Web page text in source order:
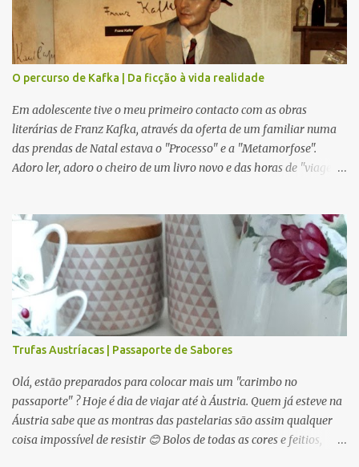
para vários locais da nossa Mãe Terra, seja debaixo de água ou no
topo de uma Montanha cheia de neve, ajustáveis ao corpo e aos
nossos movimentos, criada com os melhores materiais para cada
versão nossa, como a própria marca revela : "leve e flexível".
Ecológica, bonita, confortável e idealizada para prolongar a união
entre Humanos e Natureza. Seja para uma saída com mais ou
menos roupa, um casaquinho, ou um bonito acessório, serm...
O percurso de Kafka | Da ficção à vida realidade
Em adolescente tive o meu primeiro contacto com as obras
literárias de Franz Kafka, através da oferta de um familiar numa
das prendas de Natal estava o "Processo" e a "Metamorfose".
Adoro ler, adoro o cheiro de um livro novo e das horas de "viagem"
ler Kafka era apenas pela curiosidade de ser um escritor nascido
em Praga, pois pouco sabia sobre as suas obras. *museu de cera*
Quando me debrucei a ler Kafka não fiquei muito impressionada,
era demasiado sombrio, confuso e até sinistro em algumas
ocasiões. Anos mais tarde voltei a ter contacto com Kafka através
da minha profissão e li já com outra mentalidade, consegui
perceber porque é um escritor tão adorado e principalmente tão
estudado. Quem não conhece a Metamorfose ? Se ao inicio achava
algo repugnante agora consigo associar ao mundo que nos rodeia.
O que realme...
Trufas Austríacas | Passaporte de Sabores
Olá, estão preparados para colocar mais um "carimbo no
passaporte" ? Hoje é dia de viajar até à Áustria. Quem já esteve na
Áustria sabe que as montras das pastelarias são assim qualquer
coisa impossível de resistir 😊 Bolos de todas as cores e feitios,